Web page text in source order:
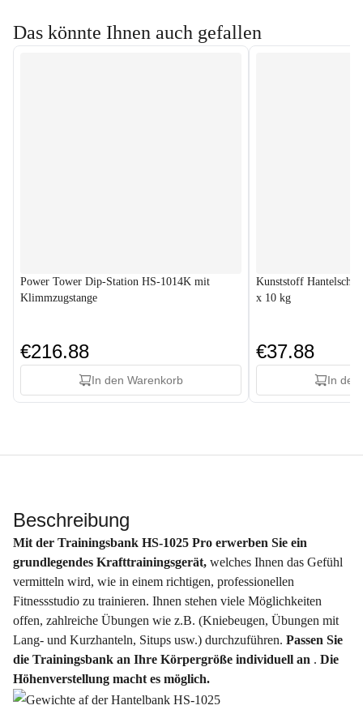
Das könnte Ihnen auch gefallen
Power Tower Dip-Station HS-1014K mit
Klimmzugstange
€216.88
In den Warenkorb
Kunststoff
x 10 kg
€37.88
In den
Beschreibung
Mit der Trainingsbank HS-1025 Pro erwerben Sie ein
grundlegendes Krafttrainingsgerät, welches Ihnen das Gefühl
vermitteln wird, wie in einem richtigen, professionellen
Fitnessstudio zu trainieren. Ihnen stehen viele Möglichkeiten
offen, zahlreiche Übungen wie z.B. (Kniebeugen, Übungen mit
Lang- und Kurzhanteln, Situps usw.) durchzuführen. Passen Sie
die Trainingsbank an Ihre Körpergröße individuell an . Die
Höhenverstellung macht es möglich.